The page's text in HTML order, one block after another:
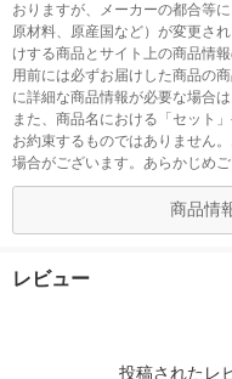
おりますが、メーカーの都合等
原材料、原産国など）が変更さ
けする商品とサイト上の商品情
用前には必ずお届けした商品の
に詳細な商品情報が必要な場合
また、商品名における「セット
お約束するものではありません
場合がございます。あらかじめご
商品情
レビュー
投稿されたレ